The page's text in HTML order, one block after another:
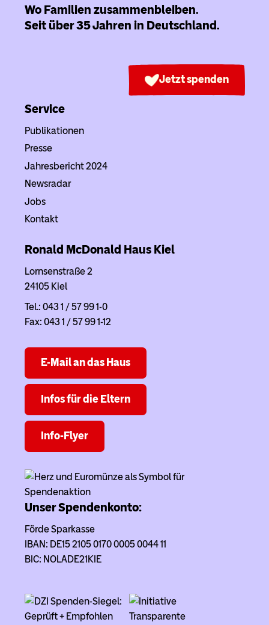
Wo Familien zusammenbleiben.
Seit über 35 Jahren in Deutschland.
Jetzt spenden
Service
Publikationen
Presse
Jahresbericht 2024
Newsradar
Jobs
Kontakt
Ronald McDonald Haus Kiel
Lornsenstraße 2
24105 Kiel
Tel.: 043 1 / 57 99 1-0
Fax: 043 1 / 57 99 1-12
E-Mail an das Haus
Infos für die Eltern
Info-Flyer
Unser Spendenkonto:
Förde Sparkasse
IBAN: DE15 2105 0170 0005 0044 11
BIC: NOLADE21KIE